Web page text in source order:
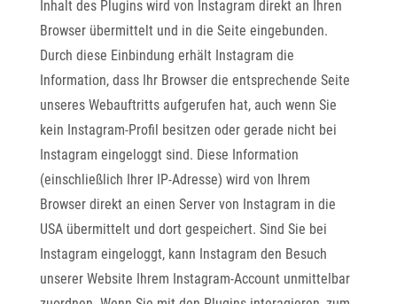
Inhalt des Plugins wird von Instagram direkt an Ihren
Browser übermittelt und in die Seite eingebunden.
Durch diese Einbindung erhält Instagram die
Information, dass Ihr Browser die entsprechende Seite
unseres Webauftritts aufgerufen hat, auch wenn Sie
kein Instagram-Profil besitzen oder gerade nicht bei
Instagram eingeloggt sind. Diese Information
(einschließlich Ihrer IP-Adresse) wird von Ihrem
Browser direkt an einen Server von Instagram in die
USA übermittelt und dort gespeichert. Sind Sie bei
Instagram eingeloggt, kann Instagram den Besuch
unserer Website Ihrem Instagram-Account unmittelbar